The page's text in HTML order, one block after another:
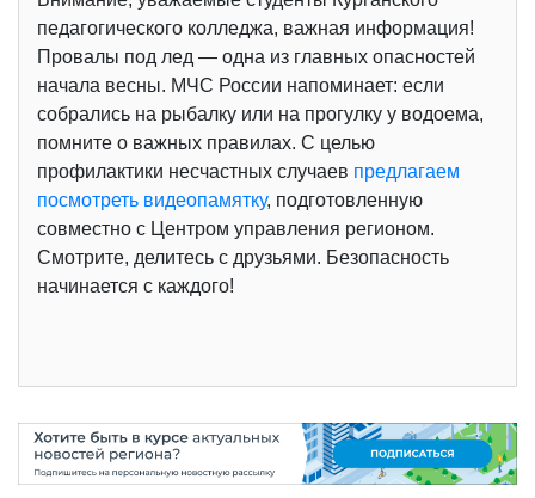
педагогического колледжа, важная информация!
Провалы под лед — одна из главных опасностей
начала весны. МЧС России напоминает: если
собрались на рыбалку или на прогулку у водоема,
помните о важных правилах. С целью
профилактики несчастных случаев предлагаем
посмотреть видеопамятку, подготовленную
совместно с Центром управления регионом.
Смотрите, делитесь с друзьями. Безопасность
начинается с каждого!